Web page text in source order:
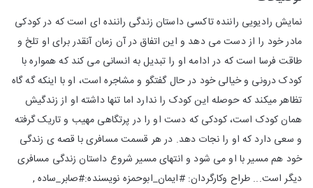
نمایش رادیویی راننده تاکسی داستان زندگی راننده ای است که در کودکی
مادر خود را از دست می دهد و این اتفاق در آن زمان آنقدر برای او تلخ و
طاقت فرسا است که در ادامه او را تبدیل به انسانی می کند که همواره با
کودک درونی و خیالی خود در حال گفتگو و مشاجره است، او با اینکه گه گاه
تظاهر میکند که حوصله این کودک را ندارد اما تنها داشته او از زندگیش
همان کودک است، کودکی که دست او را در پرتگاهی مهیب و تاریک گرفته
و سعی دارد که او را نجات دهد. در هر قسمت مسافری با قصه ی زندگی
خود هم مسیر با او می شود و انتهای مسیر شروع داستان زندگی مسافری
دیگر است... طراح وکارگردان: #ایمان_ابوحمزه نویسنده:#صابر_ساده ,